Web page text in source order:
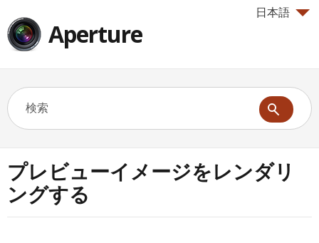
日本語
Aperture
プレビューイメージをレンダリ
ングする